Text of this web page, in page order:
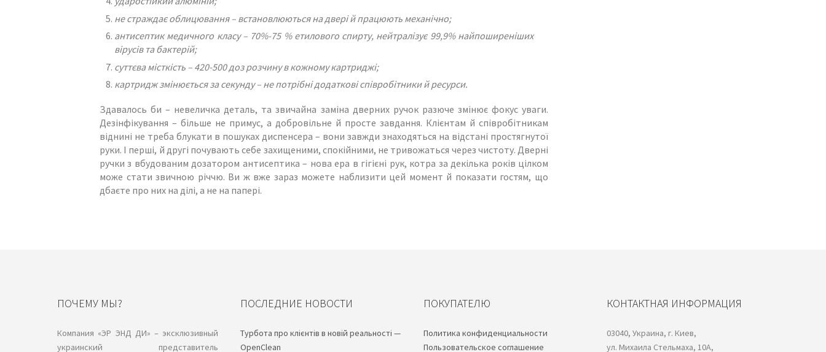
не страждає облицювання – встановлюються на двері й працюють механічно;
антисептик медичного класу – 70%-75 % етилового спирту, нейтралізує 99,9% найпоширеніших
вірусів та бактерій;
суттєва місткість – 420-500 доз розчину в кожному картриджі;
картридж змінюється за секунду – не потрібні додаткові співробітники й ресурси.
Здавалось би – невеличка деталь, та звичайна заміна дверних ручок разюче змінює фокус уваги.
Дезінфікування – більше не примус, а добровільне й просте завдання. Клієнтам й співробітникам
віднині не треба блукати в пошуках диспенсера – вони завжди знаходяться на відстані простягнутої
руки. І перші, й другі почувають себе захищеними, спокійними, не тривожаться через чистоту. Дверні
ручки з вбудованим дозатором антисептика – нова ера в гігієні рук, котра за декілька років цілком
може стати звичною річчю. Ви ж вже зараз можете наблизити цей момент й показати гостям, що
дбаєте про них на ділі, а не на папері.
ПОЧЕМУ МЫ?
Компания «ЭР ЭНД ДИ» – эксклюзивный
украинский представитель
ПОСЛЕДНИЕ НОВОСТИ
Турбота про клієнтів в новій реальності —
OpenClean
ПОКУПАТЕЛЮ
Политика конфиденциальности
Пользовательское соглашение
КОНТАКТНАЯ ИНФОРМАЦИЯ
03040, Украина, г. Киев,
ул. Михаила Стельмаха, 10А,